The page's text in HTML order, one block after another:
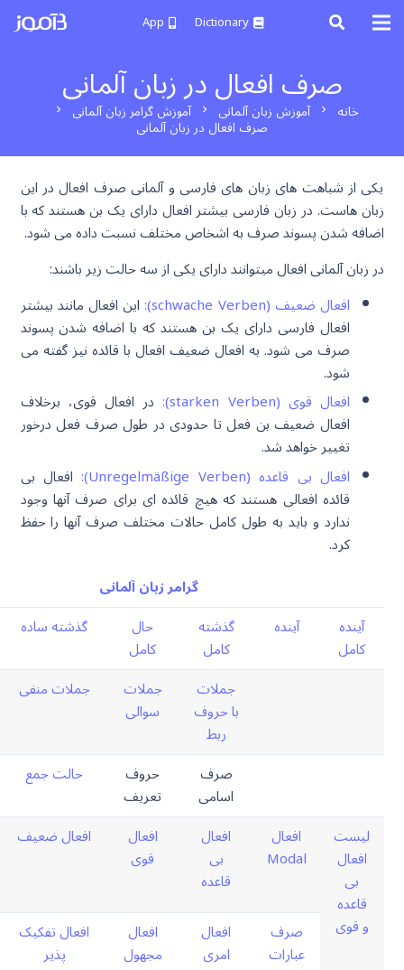
Dictionary
App
صرف افعال در زبان آلمانیخانه chevron_right آموزش زبان آلمانی chevron_right آموزش گرامر زبان آلمانی chevron_right
صرف افعال در زبان آلمانی
یکی از شباهت های زبان های فارسی و آلمانی صرف افعال در این
زبان هاست. در زبان فارسی بیشتر افعال دارای یک بن هستند که با
اضافه شدن پسوند صرف به اشخاص مختلف نسبت داده می شود.
در زبان آلمانی افعال میتوانند دارای یکی از سه حالت زیر باشند:
افعال ضعیف (schwache Verben):
این افعال مانند بیشتر
افعال فارسی دارای یک بن هستند که با اضافه شدن پسوند
صرف می شود. به افعال ضعیف افعال با قائده نیز گفته می
شود.
افعال قوی (starken Verben):
در افعال قوی، برخلاف
افعال ضعیف بن فعل تا حدودی در طول صرف فعل درخور
تغییر خواهد شد.
افعال بی قاعده (Unregelmäßige Verben):
افعال بی
قائده افعالی هستند که هیچ قائده ای برای صرف آنها وجود
ندارد و باید به طول کامل حالات مختلف صرف آنها را حفظ
کرد.
گرامر زبان آلمانی
آینده
کامل
آینده گذشته
کامل
حال
کامل
گذشته ساده
جملات
با حروف
ربط
جملات
سوالی
جملات منفی
صرف
اسامی
حروف
تعریف
حالت جمع
لیست
افعال
بی
قاعده
و قوی
افعال
Modal
افعال
بی
قاعده
افعال
قوی
افعال ضعیف
صرف
عبارات
افعال
امری
افعال
مجهول
افعال تفکیک
پذیر